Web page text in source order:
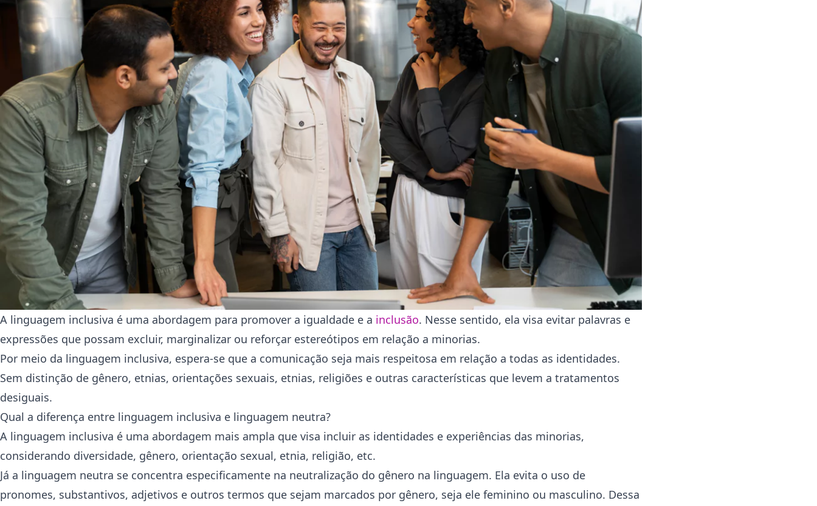
A linguagem inclusiva é uma abordagem para promover a igualdade e a inclusão. Nesse sentido, ela visa evitar palavras e
expressões que possam excluir, marginalizar ou reforçar estereótipos em relação a minorias.
Por meio da linguagem inclusiva, espera-se que a comunicação seja mais respeitosa em relação a todas as identidades.
Sem distinção de gênero, etnias, orientações sexuais, etnias, religiões e outras características que levem a tratamentos
desiguais.
Qual a diferença entre linguagem inclusiva e linguagem neutra?
A linguagem inclusiva é uma abordagem mais ampla que visa incluir as identidades e experiências das minorias,
considerando diversidade, gênero, orientação sexual, etnia, religião, etc.
Já a linguagem neutra se concentra especificamente na neutralização do gênero na linguagem. Ela evita o uso de
pronomes, substantivos, adjetivos e outros termos que sejam marcados por gênero, seja ele feminino ou masculino. Dessa